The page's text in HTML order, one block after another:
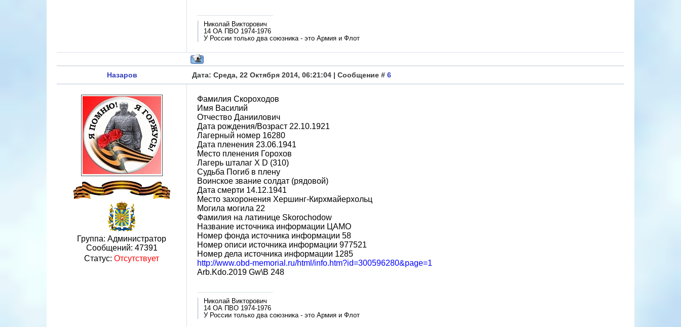
Николай Викторович
14 ОА ПВО 1974-1976
У России только два союзника - это Армия и Флот
Назаров Дата: Среда, 22 Октября 2014, 06:21:04 | Сообщение # 6
Группа: Администратор
Сообщений: 47391
Статус: Отсутствует
Фамилия Скороходов
Имя Василий
Отчество Даниилович
Дата рождения/Возраст 22.10.1921
Лагерный номер 16280
Дата пленения 23.06.1941
Место пленения Горохов
Лагерь шталаг X D (310)
Судьба Погиб в плену
Воинское звание солдат (рядовой)
Дата смерти 14.12.1941
Место захоронения Хершинг-Кирхмайерхольц
Могила могила 22
Фамилия на латинице Skorochodow
Название источника информации ЦАМО
Номер фонда источника информации 58
Номер описи источника информации 977521
Номер дела источника информации 1285
http://www.obd-memorial.ru/html/info.htm?id=300596280&page=1
Arb.Kdo.2019 Gw\B 248
Николай Викторович
14 ОА ПВО 1974-1976
У России только два союзника - это Армия и Флот